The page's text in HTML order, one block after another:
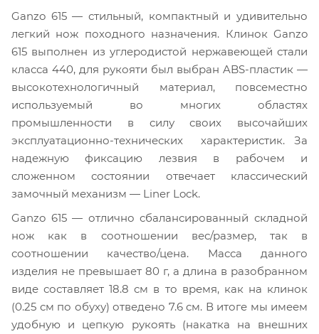
Ganzo 615 — стильный, компактный и удивительно
легкий нож походного назначения. Клинок Ganzo
615 выполнен из углеродистой нержавеющей стали
класса 440, для рукояти был выбран ABS-пластик —
высокотехнологичный материал, повсеместно
используемый во многих областях
промышленности в силу своих высочайших
эксплуатационно-технических характеристик. За
надежную фиксацию лезвия в рабочем и
сложенном состоянии отвечает классический
замочный механизм — Liner Lock.
Ganzo 615 — отлично сбалансированный складной
нож как в соотношении вес/размер, так в
соотношении качество/цена. Масса данного
изделия не превышает 80 г, а длина в разобранном
виде составляет 18.8 см в то время, как на клинок
(0.25 см по обуху) отведено 7.6 см. В итоге мы имеем
удобную и цепкую рукоять (накатка на внешних